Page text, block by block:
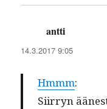
antti
14.3.2017 9:05
Hmmm:
Siir­ryn